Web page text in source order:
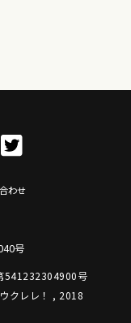
わせ
号
号
クレレ！ , 2018